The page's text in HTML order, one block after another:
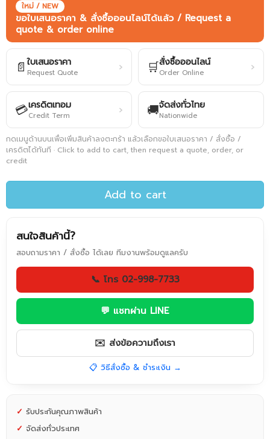
ใหม่ / NEW
ขอใบเสนอราคา & สั่งซื้อออนไลน์ได้แล้ว / Request a
quote & order online
📄 ใบเสนอราคา
Request Quote › 🛒สั่งซื้อออนไลน์
Order Online ›
💳เครดิตเทอม
Credit Term › 🚚จัดส่งทั่วไทย
Nationwide
กดเมนูด้านบนเพื่อเพิ่มสินค้าลงตะกร้า แล้วเลือกขอใบเสนอราคา / สั่งซื้อ /
เครดิตได้ทันที · Click to add to cart, then request a quote, order, or
credit
Add to cart
สนใจสินค้านี้?
สอบถามราคา / สั่งซื้อ ได้เลย ทีมงานพร้อมดูแลครับ
📞 โทร 02-998-7733
💬 แชทผ่าน LINE
✉️ ส่งข้อความถึงเรา
📋 วิธีสั่งซื้อ & ชำระเงิน →
✓ รับประกันคุณภาพสินค้า
✓ จัดส่งทั่วประเทศ